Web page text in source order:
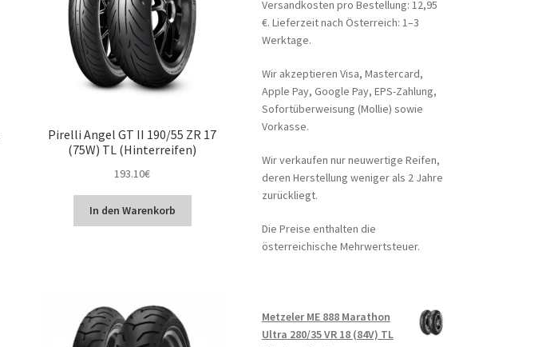
Pirelli Angel GT II 190/55 ZR 17
(75W) TL (Hinterreifen)
193.10€
In den Warenkorb
Versandkosten pro Bestellung: 12,95
€. Lieferzeit nach Österreich: 1–3
Werktage.
Wir akzeptieren Visa, Mastercard,
Apple Pay, Google Pay, EPS-Zahlung,
Sofortüberweisung (Mollie) sowie
Vorkasse.
Wir verkaufen nur neuwertige Reifen,
deren Herstellung weniger als 2 Jahre
zurückliegt.
Die Preise enthalten die
österreichische Mehrwertsteuer.
Metzeler ME 888 Marathon
Ultra 280/35 VR 18 (84V) TL